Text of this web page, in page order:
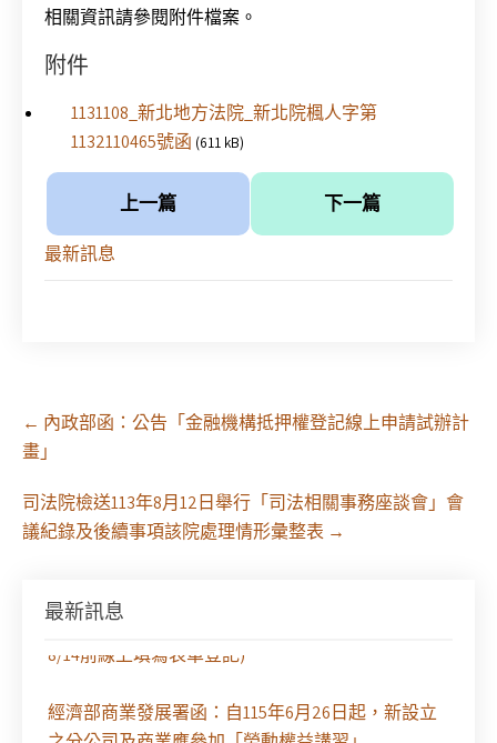
相關資訊請參閱附件檔案。
附件
1131108_新北地方法院_新北院楓人字第
1132110465號函 (611 kB)
上一篇 下一篇
最新訊息
Post
navigation
← 內政部函：公告「金融機構抵押權登記線上申請試辦計
畫」
司法院檢送113年8月12日舉行「司法相關事務座談會」會
議紀錄及後續事項該院處理情形彙整表 →
最新訊息
徵求參與115年教師法律諮詢補助計畫人才庫(請於
8/14前線上填寫表單登記)
經濟部商業發展署函：自115年6月26日起，新設立